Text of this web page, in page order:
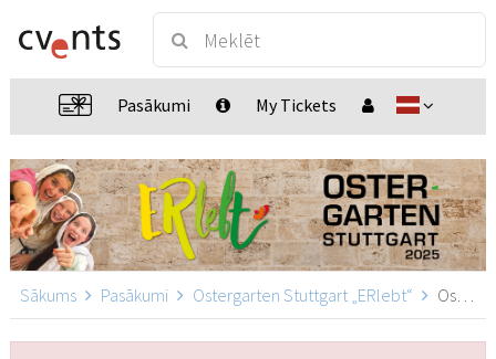
Pasākumi My Tickets
Sākums Pasākumi Ostergarten Stuttgart „ERlebt“ Ostergarten Stuttgart „ERlebt“ - 11:40 Uhr Führung, Stuttgart